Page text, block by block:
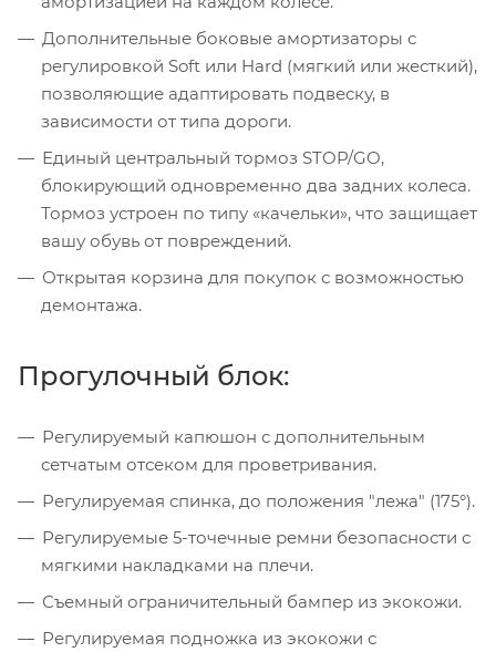
Дополнительные боковые амортизаторы с
регулировкой Soft или Hard (мягкий или жесткий),
позволяющие адаптировать подвеску, в
зависимости от типа дороги.
Единый центральный тормоз STOP/GO,
блокирующий одновременно два задних колеса.
Тормоз устроен по типу «качельки», что защищает
вашу обувь от повреждений.
Открытая корзина для покупок с возможностью
демонтажа.
Прогулочный блок:
Регулируемый капюшон с дополнительным
сетчатым отсеком для проветривания.
Регулируемая спинка, до положения "лежа" (175°).
Регулируемые 5-точечные ремни безопасности с
мягкими накладками на плечи.
Съемный ограничительный бампер из экокожи.
Регулируемая подножка из экокожи с